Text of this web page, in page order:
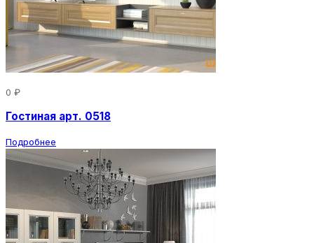
0 ₽
Гостиная арт. 0518
Подробнее